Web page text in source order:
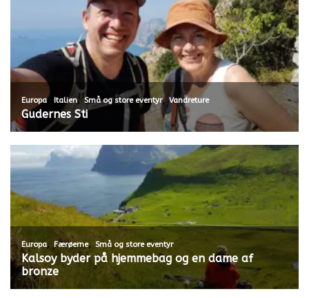
Europa, Italien,Små og store eventyr, Vandreture
Gudernes Sti
Europa, Færøerne, Små og store eventyr
Kalsoy byder på hjemmebag og en dame af
bronze